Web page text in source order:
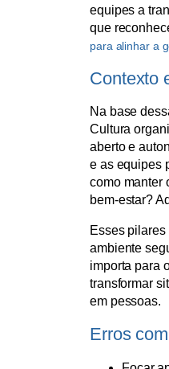
equipes a
que
para alinhar a
Contexto
Na base
Cultura
aberto e
e as equipes
como manter
bem-estar?
Esses
ambiente
importa para
transformar
em pessoas.
Erros